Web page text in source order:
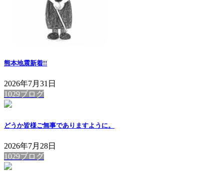
熊本地震新着!!
2026年7月31日
1029ブログ
どうか皆様ご無事でありますように。
2026年7月28日
1029ブログ